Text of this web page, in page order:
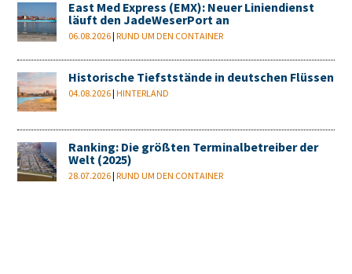
East Med Express (EMX): Neuer Liniendienst
läuft den JadeWeserPort an
06.08.2026 |RUND UM DEN CONTAINER
Historische Tiefststände in deutschen Flüssen
04.08.2026 |HINTERLAND
Ranking: Die größten Terminalbetreiber der
Welt (2025)
28.07.2026 |RUND UM DEN CONTAINER